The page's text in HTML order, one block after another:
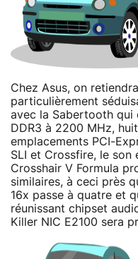
Chez Asus, on
particulièrement
avec la Sabertooth qui
DDR3 à 2200 MHz,
emplacements PCI-
SLI et Crossfire, le son
Crosshair V Formula
similaires, à ceci près
16x passe à quatre et
réunissant chipset
Killer NIC E2100 sera